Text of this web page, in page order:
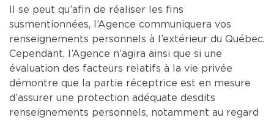
Il se peut qu’afin de réaliser les fins
susmentionnées, l’Agence communiquera vos
renseignements personnels à l’extérieur du Québec.
Cependant, l’Agence n’agira ainsi que si une
évaluation des facteurs relatifs à la vie privée
démontre que la partie réceptrice est en mesure
d’assurer une protection adéquate desdits
renseignements personnels, notamment au regard